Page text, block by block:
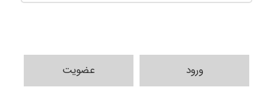
ورود عضویت